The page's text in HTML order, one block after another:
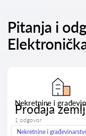
Pitanja i
Nekretnine i
Prodaja
1 odgovor
Nekretnine i